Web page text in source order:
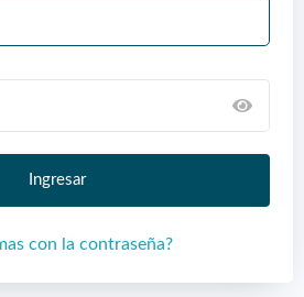
Ingresar
con la contraseña?